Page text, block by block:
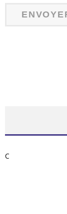
C